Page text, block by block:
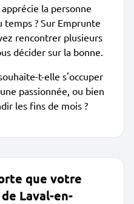
la personne
temps ? Sur Emprunte
rencontrer plusieurs
décider sur la bonne.
t-elle s'occuper
passionnée, ou bien
les fins de mois ?
que votre
Laval-en-